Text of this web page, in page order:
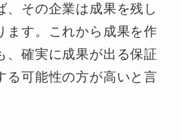
、その企業は成果を残し
ます。これから成果を作
、確実に成果が出る保証
る可能性の方が高いと言